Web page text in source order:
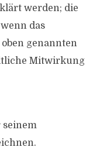
werden; die
das
genannten
Mitwirkung
seinem